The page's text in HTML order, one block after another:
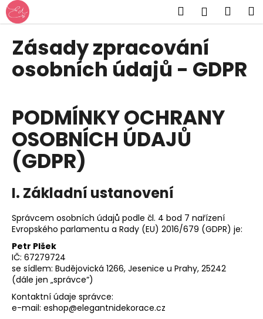
Přejít
na
obsah
Hledat
Zásady zpracování
osobních údajů - GDPR
PODMÍNKY OCHRANY
OSOBNÍCH ÚDAJŮ
(GDPR)
I. Základní ustanovení
Správcem osobních údajů podle čl. 4 bod 7 nařízení
Evropského parlamentu a Rady (EU) 2016/679 (GDPR) je:
Petr Plšek
IČ: 67279724
se sídlem: Budějovická 1266, Jesenice u Prahy, 25242
(dále jen „správce“)
Kontaktní údaje správce:
e-mail: eshop@elegantnidekorace.cz
K
o
C
o
o
t
ř
e
b
u
j
e
t
e
n
a
j
í